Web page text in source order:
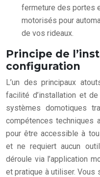
fermeture des portes
motorisés pour
de vos rideaux.
Principe de
configuration
L’un des principaux
facilité d’installation et
systèmes domotiques
compétences techniques
pour être accessible à
et ne requiert aucun
déroule via l’application
et pratique à utiliser. Vous